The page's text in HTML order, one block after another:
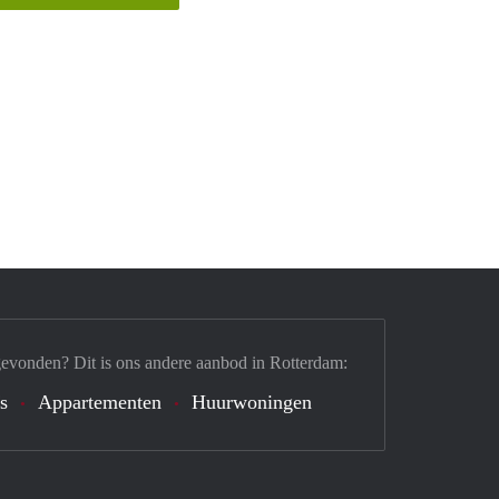
Dit is ons andere aanbod in Rotterdam:
Appartementen Huurwoningen